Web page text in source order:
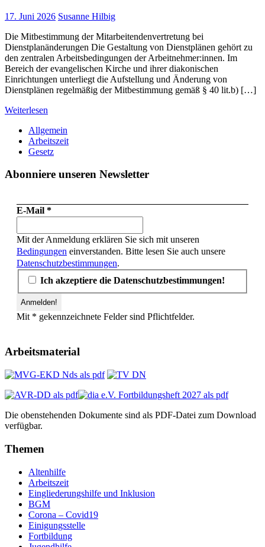
17. Juni 2026 Susanne Hilbig
Die Mitbestimmung der Mitarbeitendenvertretung bei
Dienstplanänderungen Die Gestaltung von Dienstplänen gehört zu
den zentralen Arbeitsbedingungen der Arbeitnehmer:innen. Im
Bereich der evangelischen Kirche und ihrer diakonischen
Einrichtungen unterliegt die Aufstellung und Änderung von
Dienstplänen regelmäßig der Mitbestimmung gemäß § 40 lit.b) […]
Weiterlesen
Allgemein
Arbeitszeit
Gesetz
Abonniere unseren Newsletter
E-Mail *
Mit der Anmeldung erklären Sie sich mit unseren
Bedingungen einverstanden. Bitte lesen Sie auch unsere
Datenschutzbestimmungen.
Ich akzeptiere die Datenschutzbestimmungen!
Mit * gekennzeichnete Felder sind Pflichtfelder.
Arbeitsmaterial
Die obenstehenden Dokumente sind als PDF-Datei zum Download
verfügbar.
Themen
Altenhilfe
Arbeitszeit
Eingliederungshilfe und Inklusion
BGM
Corona – Covid19
Einigungsstelle
Fortbildung